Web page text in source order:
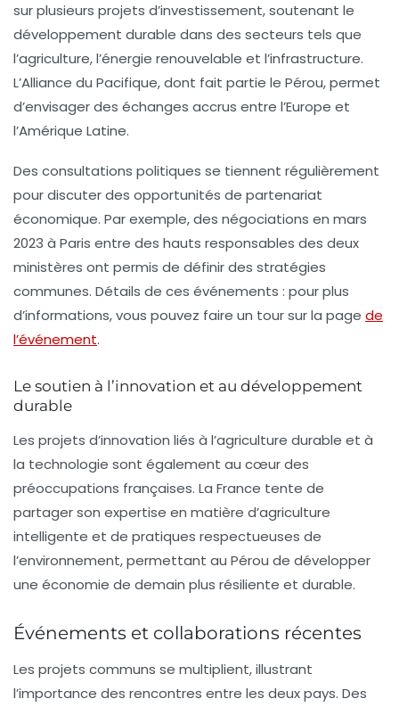
sur plusieurs projets d’investissement, soutenant le
développement durable dans des secteurs tels que
l’agriculture, l’énergie renouvelable et l’infrastructure.
L’Alliance du Pacifique, dont fait partie le Pérou, permet
d’envisager des échanges accrus entre l’Europe et
l’Amérique Latine.
Des consultations politiques se tiennent régulièrement
pour discuter des opportunités de partenariat
économique. Par exemple, des négociations en mars
2023 à Paris entre des hauts responsables des deux
ministères ont permis de définir des stratégies
communes. Détails de ces événements : pour plus
d’informations, vous pouvez faire un tour sur la page de
l’événement.
Le soutien à l’innovation et au développement
durable
Les projets d’innovation liés à l’agriculture durable et à
la technologie sont également au cœur des
préoccupations françaises. La France tente de
partager son expertise en matière d’agriculture
intelligente et de pratiques respectueuses de
l’environnement, permettant au Pérou de développer
une économie de demain plus résiliente et durable.
Événements et collaborations récentes
Les projets communs se multiplient, illustrant
l’importance des rencontres entre les deux pays. Des